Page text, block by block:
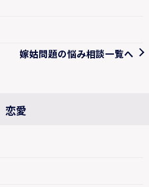
嫁姑問題の悩み相談一覧へ
恋愛